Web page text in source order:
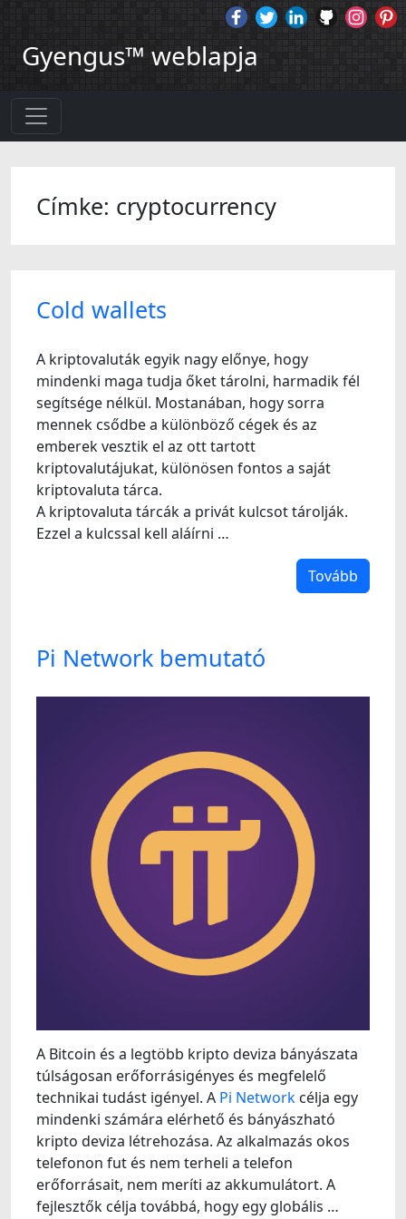
Gyengus™ weblapja
Címke: cryptocurrency
Cold wallets
A kriptovaluták egyik nagy előnye, hogy
mindenki maga tudja őket tárolni, harmadik fél
segítsége nélkül. Mostanában, hogy sorra
mennek csődbe a különböző cégek és az
emberek vesztik el az ott tartott
kriptovalutájukat, különösen fontos a saját
kriptovaluta tárca.
A kriptovaluta tárcák a privát kulcsot tárolják.
Ezzel a kulcssal kell aláírni …
Tovább
Pi Network bemutató
A Bitcoin és a legtöbb kripto deviza bányászata
túlságosan erőforrásigényes és megfelelő
technikai tudást igényel. A Pi Network célja egy
mindenki számára elérhető és bányászható
kripto deviza létrehozása. Az alkalmazás okos
telefonon fut és nem terheli a telefon
erőforrásait, nem meríti az akkumulátort. A
fejlesztők célja továbbá, hogy egy globális …